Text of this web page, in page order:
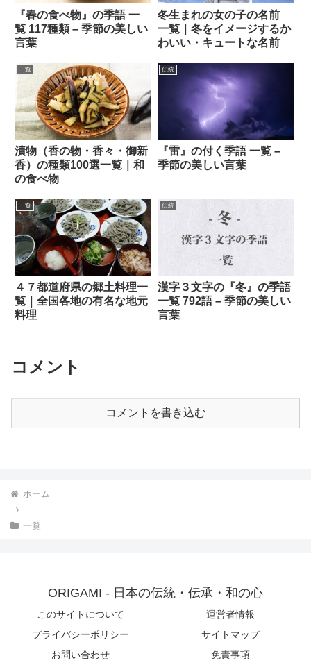
『春の食べ物』の季語 一
覧 117種類 – 季節の美しい
言葉
冬生まれの女の子の名前
一覧｜冬をイメージするか
わいい・キュートな名前
一覧
漬物（香の物・香々・御新
香）の種類100選一覧｜和
の食べ物
伝統
『雷』の付く季語 一覧 –
季節の美しい言葉
一覧
４７都道府県の郷土料理一
覧｜全国各地の有名な地元
料理
伝統
漢字３文字の『冬』の季語
一覧 792語 – 季節の美しい
言葉
コメント
コメントを書き込む
ホーム
一覧
ORIGAMI - 日本の伝統・伝承・和の心
このサイトについて
運営者情報
プライバシーポリシー
サイトマップ
お問い合わせ
免責事項